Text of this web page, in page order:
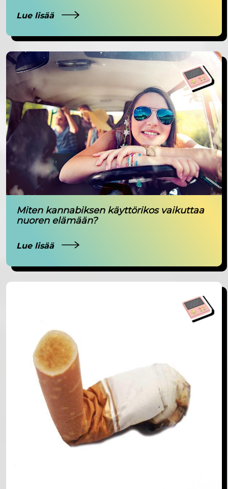
Lue lisää
Miten kannabiksen käyttörikos vaikuttaa
nuoren elämään?
Lue lisää